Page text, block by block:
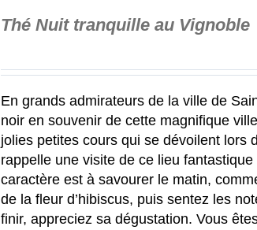
Thé Nuit tranquille au Vignoble
En grands admirateurs de la ville de
noir en souvenir de cette magnifique
jolies petites cours qui se dévoilent lors
rappelle une visite de ce lieu
caractère est à savourer le matin,
de la fleur d’hibiscus, puis sentez les
finir, appreciez sa dégustation. Vous